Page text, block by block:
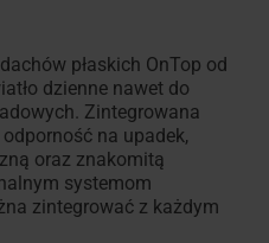
płaskich OnTop od
dzienne nawet do
Zintegrowana
na upadek,
oraz znakomitą
systemom
zintegrować z każdym